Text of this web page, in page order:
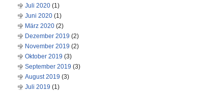
Juli 2020 (1)
Juni 2020 (1)
März 2020 (2)
Dezember 2019 (2)
November 2019 (2)
Oktober 2019 (3)
September 2019 (3)
August 2019 (3)
Juli 2019 (1)